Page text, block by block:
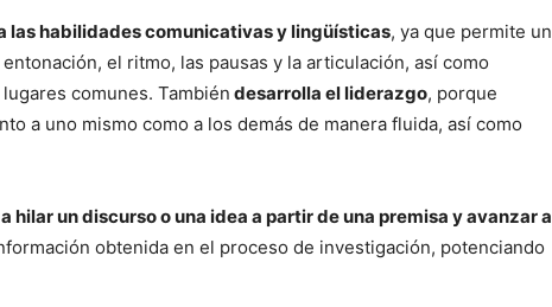
las habilidades comunicativas y lingüísticas, ya que permite un
el ritmo, las pausas y la articulación, así como
comunes. También desarrolla el liderazgo, porque
a uno mismo como a los demás de manera fluida, así como
hilar un discurso o una idea a partir de una premisa y avanzar a
obtenida en el proceso de investigación, potenciando